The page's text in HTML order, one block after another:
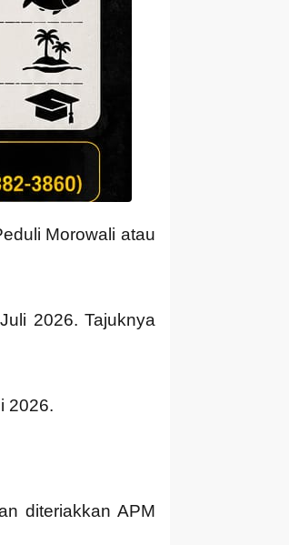
Morowali atau
2026. Tajuknya
2026.
diteriakkan APM